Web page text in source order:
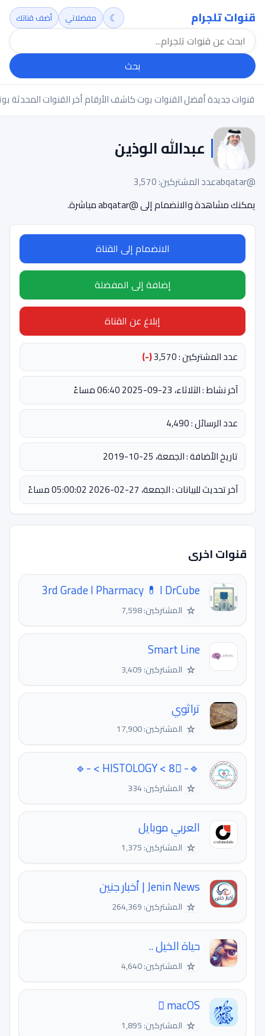
قنوات تلجرام
بحث
☾ مفضلاتي أضف قناتك
قنوات جديدةأفضل القنواتبوت كاشف الأرقامأخر القنوات المحدثة
عبدالله الوذين
@abqatar
عدد المشتركين: 3,570
يمكنك مشاهدة والانضمام إلى @abqatar مباشرة.
الانضمام إلى القناة
إضافة إلى المفضلة
إبلاغ عن القناة
عدد المشتركين : 3,570
(-)
آخر نشاط : الثلاثاء، 23-09-2025 06:40 مساءً
عدد الرسائل : 4,490
تاريخ الأضافة : الجمعة، 25-10-2019
آخر تحديث للبيانات : الجمعة، 27-02-2026 05:00:02 مساءً
قنوات اخرى
3rd Grade I Pharmacy 💊 I DrCube
☆ المشتركين: 7,598
Smart Line
☆ المشتركين: 3,409
تراثوي
☆ المشتركين: 17,900
🔹- HISTOLOGY < 8⃣ > -🔹
☆ المشتركين: 334
العربي موبايل
☆ المشتركين: 1,375
Jenin News | أخبار جنين
☆ المشتركين: 264,369
حياة الخيل ..
☆ المشتركين: 4,640
 macOS
☆ المشتركين: 1,895